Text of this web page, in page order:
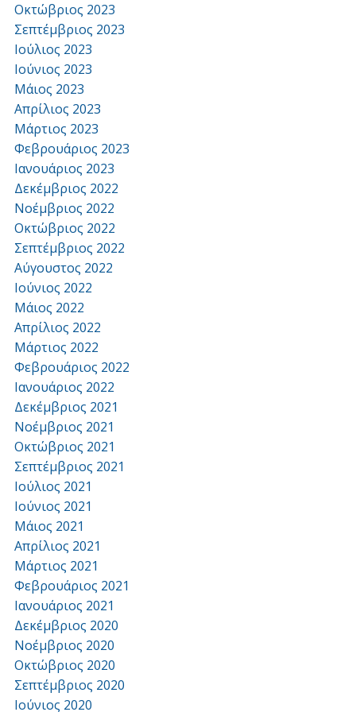
Οκτώβριος 2023
Σεπτέμβριος 2023
Ιούλιος 2023
Ιούνιος 2023
Μάιος 2023
Απρίλιος 2023
Μάρτιος 2023
Φεβρουάριος 2023
Ιανουάριος 2023
Δεκέμβριος 2022
Νοέμβριος 2022
Οκτώβριος 2022
Σεπτέμβριος 2022
Αύγουστος 2022
Ιούνιος 2022
Μάιος 2022
Απρίλιος 2022
Μάρτιος 2022
Φεβρουάριος 2022
Ιανουάριος 2022
Δεκέμβριος 2021
Νοέμβριος 2021
Οκτώβριος 2021
Σεπτέμβριος 2021
Ιούλιος 2021
Ιούνιος 2021
Μάιος 2021
Απρίλιος 2021
Μάρτιος 2021
Φεβρουάριος 2021
Ιανουάριος 2021
Δεκέμβριος 2020
Νοέμβριος 2020
Οκτώβριος 2020
Σεπτέμβριος 2020
Ιούνιος 2020